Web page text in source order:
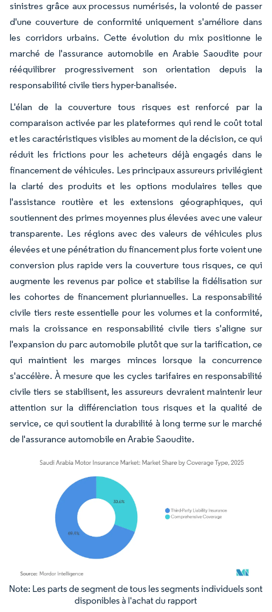
sinistres grâce aux processus numérisés, la volonté de passer
d'une couverture de conformité uniquement s'améliore dans
les corridors urbains. Cette évolution du mix positionne le
marché de l'assurance automobile en Arabie Saoudite pour
rééquilibrer progressivement son orientation depuis la
responsabilité civile tiers hyper-banalisée.
L'élan de la couverture tous risques est renforcé par la
comparaison activée par les plateformes qui rend le coût total
et les caractéristiques visibles au moment de la décision, ce qui
réduit les frictions pour les acheteurs déjà engagés dans le
financement de véhicules. Les principaux assureurs privilégient
la clarté des produits et les options modulaires telles que
l'assistance routière et les extensions géographiques, qui
soutiennent des primes moyennes plus élevées avec une valeur
transparente. Les régions avec des valeurs de véhicules plus
élevées et une pénétration du financement plus forte voient une
conversion plus rapide vers la couverture tous risques, ce qui
augmente les revenus par police et stabilise la fidélisation sur
les cohortes de financement pluriannuelles. La responsabilité
civile tiers reste essentielle pour les volumes et la conformité,
mais la croissance en responsabilité civile tiers s'aligne sur
l'expansion du parc automobile plutôt que sur la tarification, ce
qui maintient les marges minces lorsque la concurrence
s'accélère. À mesure que les cycles tarifaires en responsabilité
civile tiers se stabilisent, les assureurs devraient maintenir leur
attention sur la différenciation tous risques et la qualité de
service, ce qui soutient la durabilité à long terme sur le marché
de l'assurance automobile en Arabie Saoudite.
Image © Mordor Intelligence. La réutilisation nécessite une attribution sous CC BY